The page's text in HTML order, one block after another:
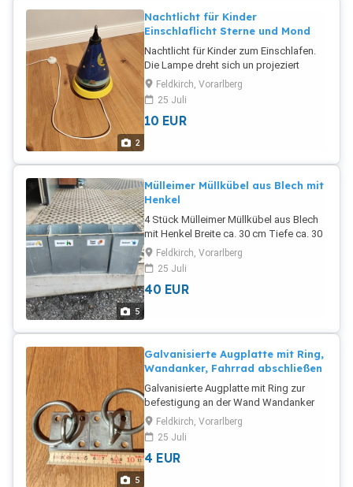
2
Nachtlicht für Kinder
Einschlaflicht Sterne und Mond
Nachtlicht für Kinder zum Einschlafen.
Die Lampe dreht sich un projeziert
dabei Mond und Sterne and Wand undd
Decke.
Feldkirch, Vorarlberg
25 Juli
10 EUR
5
Mülleimer Müllkübel aus Blech mit
Henkel
4 Stück Mülleimer Müllkübel aus Blech
mit Henkel Breite ca. 30 cm Tiefe ca. 30
cm Höhe ca. 50 cm Innen teilweiße
verschmutzt sonst einwandfreier
Zustand 10 uro pro Stück
Feldkirch, Vorarlberg
25 Juli
40 EUR
5
Galvanisierte Augplatte mit Ring,
Wandanker, Fahrrad abschließen
Galvanisierte Augplatte mit Ring zur
befestigung an der Wand Wandanker
Platte 50 x 50 mm Ring 50 mm
Durchmesser 2 Stück
Feldkirch, Vorarlberg
25 Juli
4 EUR